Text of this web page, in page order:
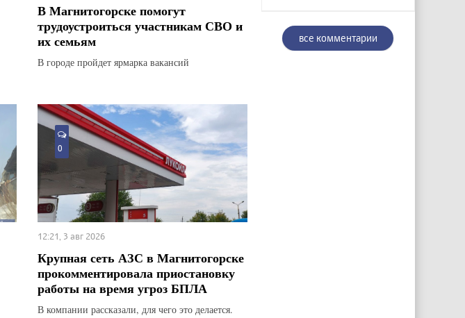
В Магнитогорске помогут
трудоустроиться участникам СВО и
их семьям
В городе пройдет ярмарка вакансий
0
12:21, 3 авг 2026
Крупная сеть АЗС в Магнитогорске
прокомментировала приостановку
работы на время угроз БПЛА
В компании рассказали, для чего это делается.
все комментарии